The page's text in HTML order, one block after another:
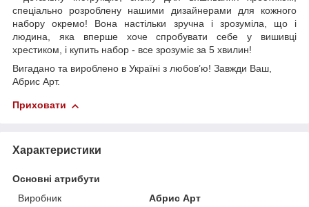
спеціально розроблену нашими дизайнерами для кожного
набору окремо! Вона настільки зручна і зрозуміла, що і
людина, яка вперше хоче спробувати себе у вишивці
хрестиком, і купить набор - все зрозуміє за 5 хвилин!
Вигадано та вироблено в Україні з любов’ю! Завжди Ваш,
Абрис Арт.
Приховати
Характеристики
Основні атрибути
Виробник
Абрис Арт